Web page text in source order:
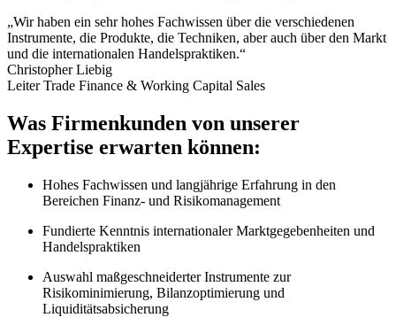
„Wir haben ein sehr hohes Fachwissen über die verschiedenen
Instrumente, die Produkte, die Techniken, aber auch über den Markt
und die internationalen Handelspraktiken.“
Christopher Liebig
Leiter Trade Finance & Working Capital Sales
Was Firmenkunden von unserer
Expertise erwarten können:
Hohes Fachwissen und langjährige Erfahrung in den
Bereichen Finanz- und Risikomanagement
Fundierte Kenntnis internationaler Marktgegebenheiten und
Handelspraktiken
Auswahl maßgeschneiderter Instrumente zur
Risikominimierung, Bilanzoptimierung und
Liquiditätsabsicherung